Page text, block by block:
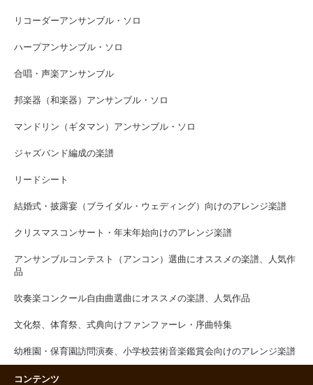
リコーダーアンサンブル・ソロ
ハープアンサンブル・ソロ
合唱・声楽アンサンブル
邦楽器（和楽器）アンサンブル・ソロ
マンドリン（ギタマン）アンサンブル・ソロ
ジャズバンド編成の楽譜
リードシート
結婚式・披露宴（ブライダル・ウェディング）向けのアレンジ楽譜
クリスマスコンサート・年末年始向けのアレンジ楽譜
アンサンブルコンテスト（アンコン）選曲にオススメの楽譜、人気作
品
吹奏楽コンクール自由曲選曲にオススメの楽譜、人気作品
文化祭、体育祭、式典向けファンファーレ・序曲特集
幼稚園・保育園訪問演奏、小学校芸術音楽鑑賞会向けのアレンジ楽譜
コンテンツ